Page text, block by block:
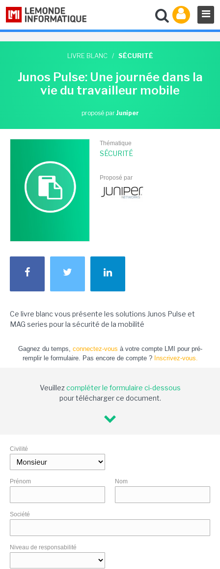
LIVRE BLANC / SÉCURITÉ
Junos Pulse: Une journée dans la
vie du travailleur mobile
proposé par Juniper
Thématique
SÉCURITÉ
Proposé par
Ce livre blanc vous présente les solutions Junos Pulse et
MAG series pour la sécurité de la mobilité
Gagnez du temps, connectez-vous à votre compte LMI pour pré-
remplir le formulaire. Pas encore de compte ? Inscrivez-vous.
Veuillezcompléter le formulaire ci-dessous
pour télécharger ce document.
Civilité
Prénom Nom
Société
Niveau de responsabilité